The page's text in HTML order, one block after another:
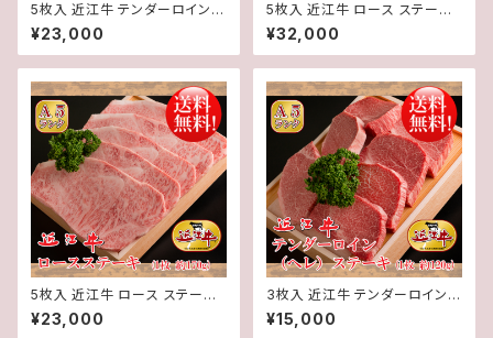
5枚入 近江牛 テンダーロイン (
ヘレ ) ステーキ (1枚約120g) 5
枚 計約600g【 冷蔵 】 A５ 「 認
定 」近江牛 ★ 送料無料 ★※一
¥23,000
5枚入 近江牛 ロース ステーキ
(1枚約250g) 5枚 計約1250g【
冷蔵 】 A５ 「 認定 」近江牛 ★
送料無料 ★※一部地域を除く
¥32,000
5枚入 近江牛 ロース ステーキ
(1枚約170g) 5枚 計約850g【
冷蔵 】 A５ 「 認定 」近江牛 ★
¥23,000
3枚入 近江牛 テンダーロイン (
ヘレ ) ステーキ (1枚約120g) 3
枚 計約360g【 冷蔵 】 A５ 「 認
¥15,000